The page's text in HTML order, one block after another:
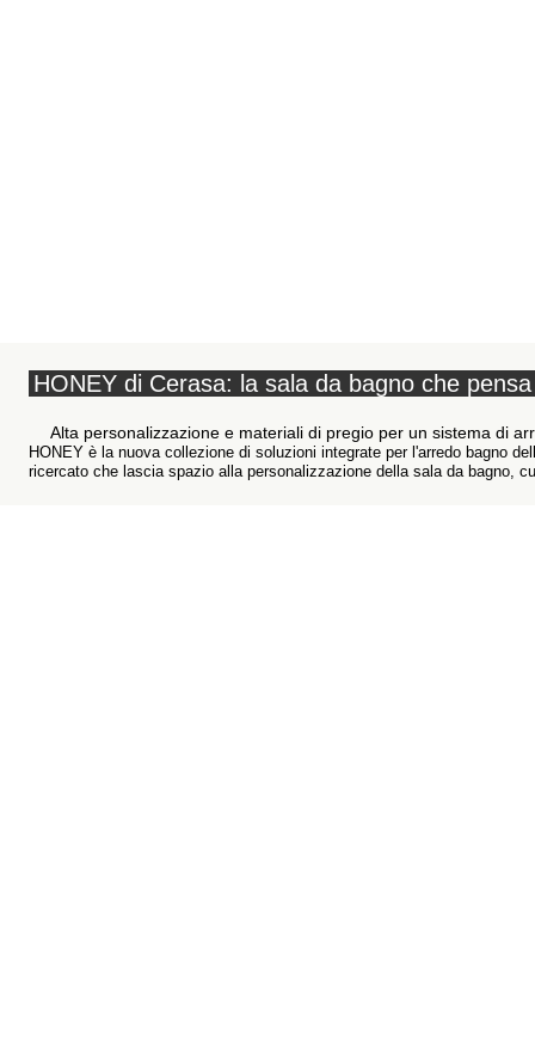
HONEY di Cerasa: la sala da bagno che
Alta personalizzazione e materiali di pregio per un sistema di
HONEY è la nuova collezione di soluzioni integrate per l'arredo bagno
ricercato che lascia spazio alla personalizzazione della sala da bagno,